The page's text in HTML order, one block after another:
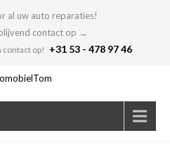
al uw auto reparaties!
contact op →
contact op! +31 53 - 478 97 46